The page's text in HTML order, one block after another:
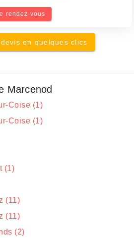
rendez-vous
en quelques clics
Marcenod
Coise (1)
Coise (1)
(1)
(11)
(11)
(2)